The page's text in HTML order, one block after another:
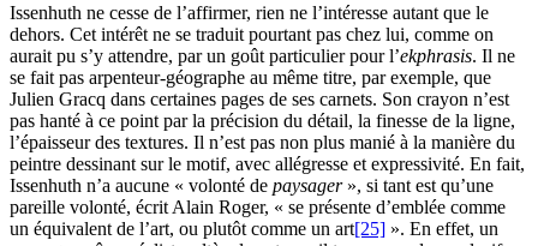
Issenhuth ne cesse de l’affirmer, rien ne l’intéresse autant que le
dehors. Cet intérêt ne se traduit pourtant pas chez lui, comme on
aurait pu s’y attendre, par un goût particulier pour l’ekphrasis. Il ne
se fait pas arpenteur-géographe au même titre, par exemple, que
Julien Gracq dans certaines pages de ses carnets. Son crayon n’est
pas hanté à ce point par la précision du détail, la finesse de la ligne,
l’épaisseur des textures. Il n’est pas non plus manié à la manière du
peintre dessinant sur le motif, avec allégresse et expressivité. En fait,
Issenhuth n’a aucune « volonté de paysager», si tant est qu’une
pareille volonté, écrit Alain Roger, « se présente d’emblée comme
un équivalent de l’art, ou plutôt comme un art[25] ». En effet, un